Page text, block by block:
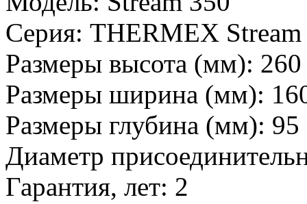
Серия: THERMEX Stream
Размеры высота (мм): 260
Размеры ширина (мм):
Размеры глубина (мм): 95
Диаметр
Гарантия, лет: 2